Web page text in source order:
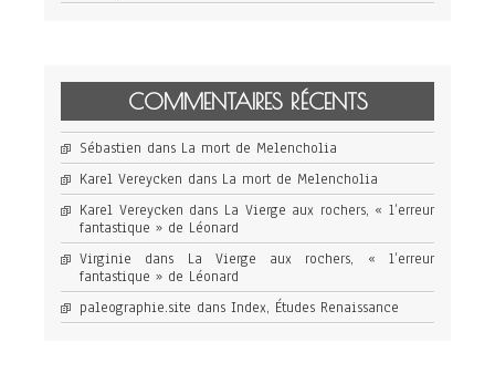
COMMENTAIRES RÉCENTS
Sébastien dans La mort de Melencholia
Karel Vereycken dans La mort de Melencholia
Karel Vereycken dans La Vierge aux rochers, « l’erreur
fantastique » de Léonard
Virginie dans La Vierge aux rochers, « l’erreur
fantastique » de Léonard
paleographie.site dans Index, Études Renaissance